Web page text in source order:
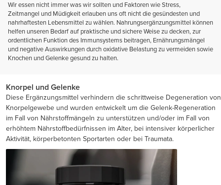
Wir essen nicht immer was wir sollten und Faktoren wie Stress,
Zeitmangel und Müdigkeit erlauben uns oft nicht die gesündesten und
nahrhaftesten Lebensmittel zu wählen. Nahrungsergänzungsmittel können
helfen unseren Bedarf auf praktische und sichere Weise zu decken, zur
ordentlichen Funktion des Immunsystems beitragen, Ernährungsmängel
und negative Auswirkungen durch oxidative Belastung zu vermeiden sowie
Knochen und Gelenke gesund zu halten.
Knorpel und Gelenke
Diese Ergänzungsmittel verhindern die schrittweise Degeneration von
Knorpelgewebe und wurden entwickelt um die Gelenk-Regeneration
im Fall von Nährstoffmängeln zu unterstützen und/oder im Fall von
erhöhtem Nährstoffbedürfnissen im Alter, bei intensiver körperlicher
Aktivität, körperbetonten Sportarten oder bei Traumata.